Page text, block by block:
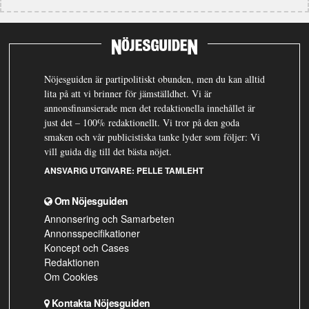
Nöjesguiden är partipolitiskt obunden, men du kan alltid
lita på att vi brinner för jämställdhet. Vi är
annonsfinansierade men det redaktionella innehållet är
just det – 100% redaktionellt. Vi tror på den goda
smaken och vår publicistiska tanke lyder som följer: Vi
vill guida dig till det bästa nöjet.
ANSVARIG UTGIVARE: PELLE TAMLEHT
Om Nöjesguiden
Annonsering och Samarbeten
Annonsspecifikationer
Koncept och Cases
Redaktionen
Om Cookies
Kontakta Nöjesguiden